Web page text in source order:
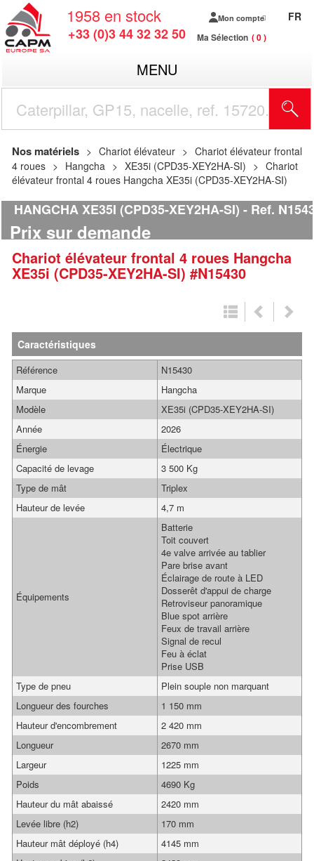
1958 en stock
+33 (0)3 44 32 32 50
Mon compte
Ma Sélection 0
FR
MENU
Nos matériels Chariot élévateur
Chariot élévateur frontal
4 roues
Hangcha XE35i (CPD35-XEY2HA-SI)
Chariot
élévateur frontal 4 roues Hangcha XE35i (CPD35-XEY2HA-SI)
HANGCHA XE35I (CPD35-XEY2HA-SI) Ref.
Prix sur demande
Chariot élévateur frontal 4 roues Hangcha
XE35i (CPD35-XEY2HA-SI) #N15430
Caractéristiques
Référence
N15430
Marque
Hangcha
Modèle
XE35i (CPD35-XEY2HA-SI)
Année
2026
Énergie
Électrique
Capacité de levage
3 500 Kg
Type de mât
Triplex
Hauteur de levée
4,7 m
Équipements
Batterie
Toit couvert
4e valve arrivée au tablier
Pare brise avant
Éclairage de route à LED
Dosserêt d'appui de charge
Retroviseur panoramique
Blue spot arrière
Feux de travail arrière
Signal de recul
Feu à éclat
Prise USB
Type de pneu
Plein souple non marquant
Longueur des fourches
1 150 mm
Hauteur d'encombrement
2 420 mm
Longueur
2670 mm
Largeur
1225 mm
Poids
4690 Kg
Hauteur du mât abaissé
2420 mm
Levée libre (h2)
170 mm
Hauteur mât déployé (h4)
4145 mm